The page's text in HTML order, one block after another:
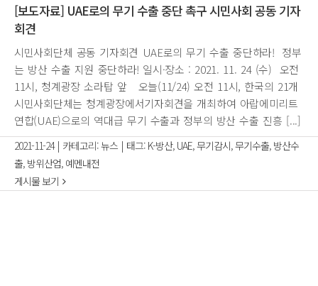
[보도자료] UAE로의 무기 수출 중단 촉구 시민사회 공동 기자
회견
시민사회단체 공동 기자회견 UAE로의 무기 수출 중단하라! 정부
는 방산 수출 지원 중단하라! 일시·장소 : 2021. 11. 24 (수) 오전
11시, 청계광장 소라탑 앞 오늘(11/24) 오전 11시, 한국의 21개
시민사회단체는 청계광장에서기자회견을 개최하여 아랍에미리트
연합(UAE)으로의 역대급 무기 수출과 정부의 방산 수출 진흥 [...]
2021-11-24 | 카테고리:뉴스 | 태그: K-방산, UAE,무기감시,무기수출, 방산수
출, 방위산업, 예멘내전
게시물 보기